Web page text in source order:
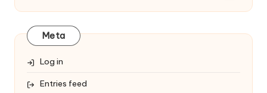
Meta
Log in
Entries feed